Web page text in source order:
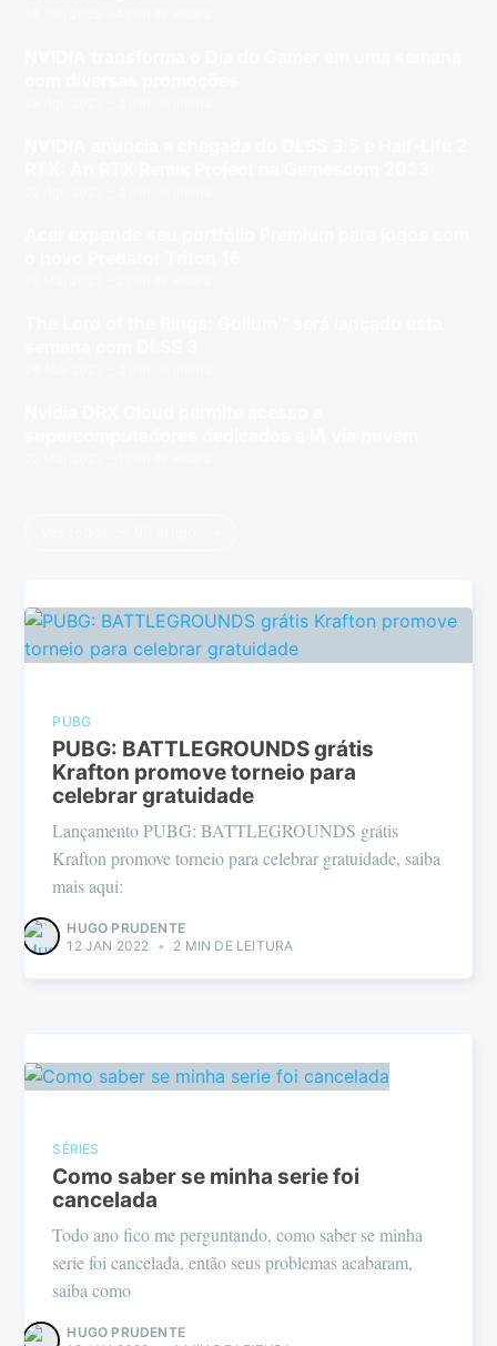
PUBG
PUBG: BATTLEGROUNDS grátis
Krafton promove torneio para
celebrar gratuidade
Lançamento PUBG: BATTLEGROUNDS grátis
Krafton promove torneio para celebrar gratuidade, saiba
mais aqui:
HUGO PRUDENTE
12 JAN 2022
• 2 MIN DE LEITURA
SÉRIES
Como saber se minha serie foi
cancelada
Todo ano fico me perguntando, como saber se minha
serie foi cancelada, então seus problemas acabaram,
saiba como
HUGO PRUDENTE